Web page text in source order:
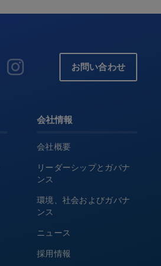
お問い合わせ
会社情報
会社概要
リーダーシップとガバナ
ンス
環境、社会およびガバナ
ンス
ニュース
採用情報